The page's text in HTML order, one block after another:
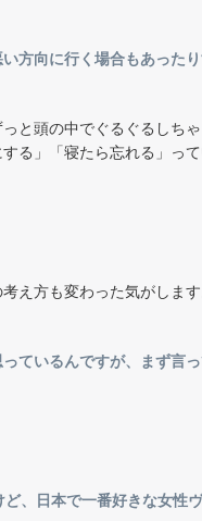
方向に行く場合もあった
と頭の中でぐるぐるしち
る」「寝たら忘れる」って
え方も変わった気がします
ているんですが、まず言
、日本で一番好きな女性